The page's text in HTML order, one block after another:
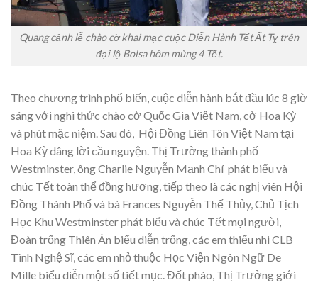
Quang cảnh lễ chào cờ khai mạc cuộc Diễn Hành Tết Ất Tỵ trên
đại lộ Bolsa hôm mùng 4 Tết.
Theo chương trình phổ biến, cuộc diễn hành bắt đầu lúc 8 giờ
sáng với nghi thức chào cờ Quốc Gia Việt Nam, cờ Hoa Kỳ
và phút mặc niệm. Sau đó, Hội Đồng Liên Tôn Việt Nam tại
Hoa Kỳ dâng lời cầu nguyện. Thị Trường thành phố
Westminster, ông Charlie Nguyễn Mạnh Chí phát biểu và
chúc Tết toàn thể đồng hương, tiếp theo là các nghị viên Hội
Đồng Thành Phố và bà Frances Nguyễn Thế Thủy, Chủ Tịch
Học Khu Westminster phát biểu và chúc Tết mọi người,
Đoàn trống Thiên Ân biểu diễn trống, các em thiếu nhi CLB
Tình Nghệ Sĩ, các em nhỏ thuộc Học Viện Ngôn Ngữ De
Mille biểu diễn một số tiết mục. Đốt pháo, Thị Trưởng giới